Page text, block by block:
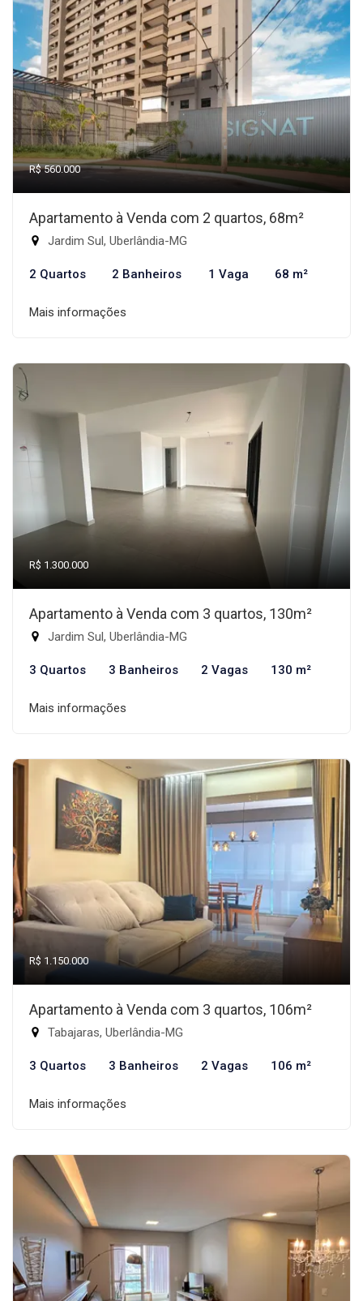
R$ 560.000
Apartamento à Venda com 2 quartos, 68m²
Jardim Sul, Uberlândia-MG
2 Quartos 2 Banheiros 1 Vaga 68 m²
Mais informações
R$ 1.300.000
Apartamento à Venda com 3 quartos, 130m²
Jardim Sul, Uberlândia-MG
3 Quartos 3 Banheiros 2 Vagas 130 m²
Mais informações
R$ 1.150.000
Apartamento à Venda com 3 quartos, 106m²
Tabajaras, Uberlândia-MG
3 Quartos 3 Banheiros 2 Vagas 106 m²
Mais informações